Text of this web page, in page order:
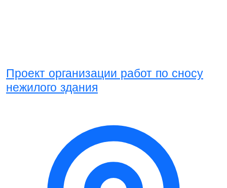
Проект организации работ по сносу
нежилого здания